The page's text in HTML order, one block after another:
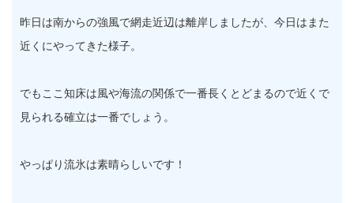
昨日は南からの強風で網走近辺は離岸しましたが、今日はまた
近くにやってきた様子。
でもここ知床は風や海流の関係で一番長くとどまるので近くで
見られる確立は一番でしょう。
やっぱり流氷は素晴らしいです！